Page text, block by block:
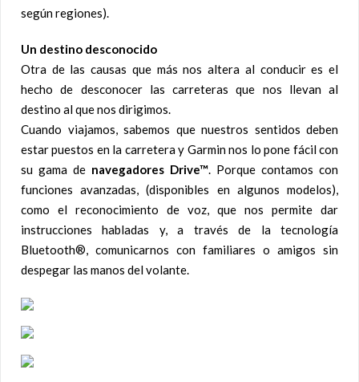
según regiones).
Un destino desconocido
Otra de las causas que más nos altera al conducir es el
hecho de desconocer las carreteras que nos llevan al
destino al que nos dirigimos.
Cuando viajamos, sabemos que nuestros sentidos deben
estar puestos en la carretera y Garmin nos lo pone fácil con
su gama de navegadores Drive™. Porque contamos con
funciones avanzadas, (disponibles en algunos modelos),
como el reconocimiento de voz, que nos permite dar
instrucciones habladas y, a través de la tecnología
Bluetooth®, comunicarnos con familiares o amigos sin
despegar las manos del volante.